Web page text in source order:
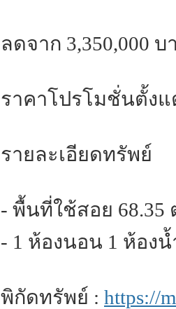
ลดจาก 3,350,000 บ
ราคาโปรโมชั่นตั้งแ
รายละเอียดทรัพย์
- พื้นที่ใช้สอย 68.35
- 1 ห้องนอน 1 ห้องน้
พิกัดทรัพย์ : https://